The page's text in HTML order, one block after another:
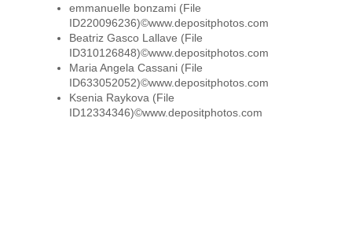
emmanuelle bonzami (File
ID220096236)©www.depositphotos.com
Beatriz Gasco Lallave (File
ID310126848)©www.depositphotos.com
Maria Angela Cassani (File
ID633052052)©www.depositphotos.com
Ksenia Raykova (File
ID12334346)©www.depositphotos.com